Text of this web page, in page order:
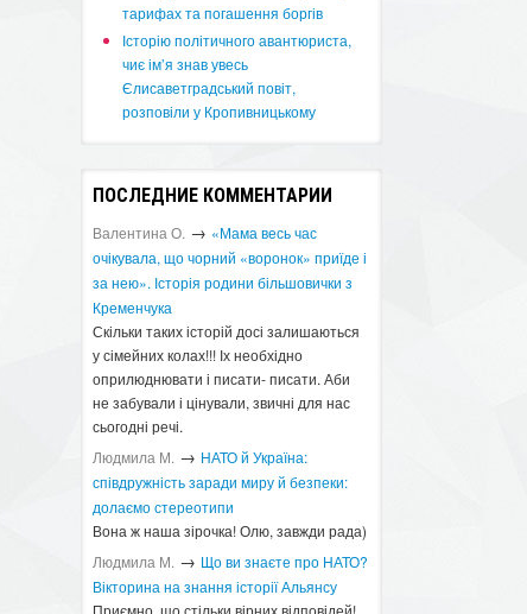
тарифах та погашення боргів
Історію політичного авантюриста,
чиє ім’я знав увесь
Єлисаветградський повіт,
розповіли у Кропивницькому
ПОСЛЕДНИЕ КОММЕНТАРИИ
Валентина О. → «Мама весь час
очікувала, що чорний «воронок» приїде і
за нею». Історія родини більшовички з
Кременчука
Скільки таких історій досі залишаються
у сімейних колах!!! Іх необхідно
оприлюднювати і писати- писати. Аби
не забували і цінували, звичні для нас
сьогодні речі.
Людмила М. → ​НАТО й Україна:
співдружність заради миру й безпеки:
долаємо стереотипи
Вона ж наша зірочка! Олю, завжди рада)
Людмила М. → Що ви знаєте про НАТО?
Вікторина на знання історії Альянсу ​
Приємно, що стільки вірних відповідей!